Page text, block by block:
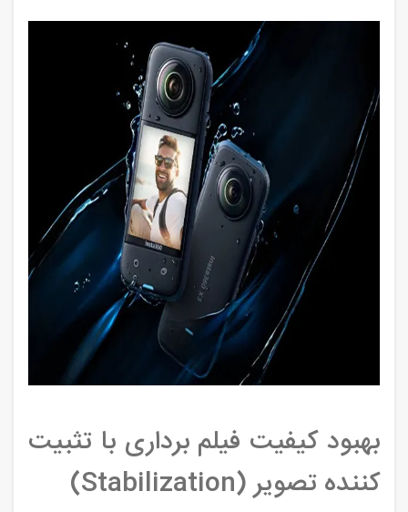
بهبود کیفیت فیلم‌ برداری با تثبیت‌
کننده تصویر (Stabilization)